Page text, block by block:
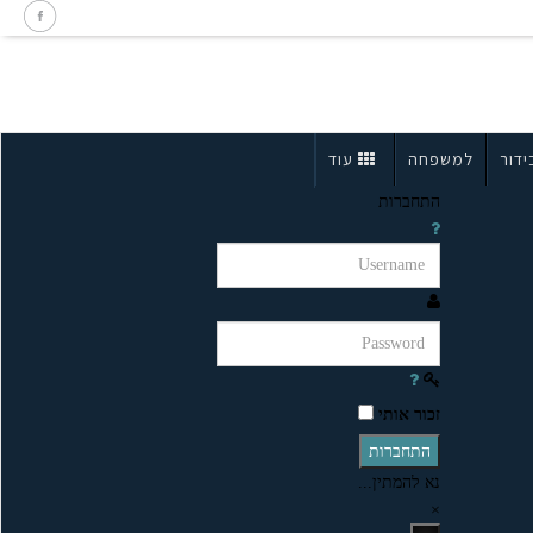
למשפחה עוד
התחברות
זכור אותי
התחברות
נא להמתין...
×